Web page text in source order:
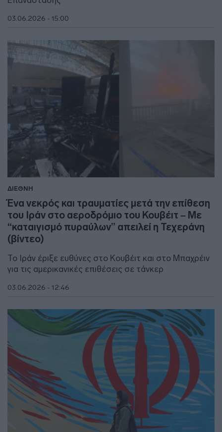
03.06.2026 - 15:00
ΔΙΕΘΝΗ
Ένα νεκρός και τραυματίες μετά την επίθεση
του Ιράν στο αεροδρόμιο του Κουβέιτ – Με
“καταιγισμό πυραύλων” απειλεί η Τεχεράνη
(βίντεο)
Το Ιράν έριξε ευθύνες στο Κουβέιτ και στο Μπαχρέιν
για τις αμερικανικές επιθέσεις σε τάνκερ
03.06.2026 - 12:46